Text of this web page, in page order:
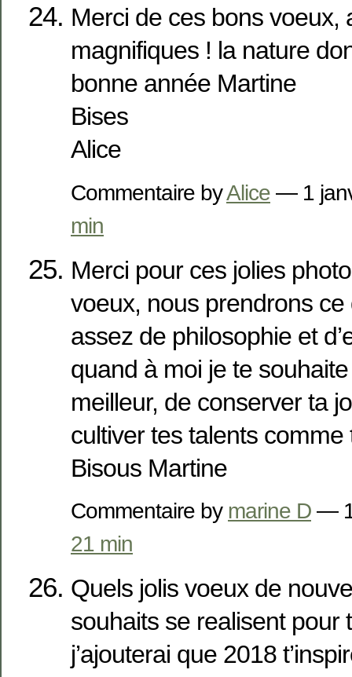
Merci de ces bons voeux,
magnifiques ! la nature
bonne année Martine
Bises
Alice
Commentaire byAlice — 1
min
Merci pour ces jolies
voeux, nous prendrons
assez de philosophie et
quand à moi je te souhaite
meilleur, de conserver ta
cultiver tes talents comme
Bisous Martine
Commentaire by marine D —
21 min
Quels jolis voeux de
souhaits se realisent pour
j’ajouterai que 2018